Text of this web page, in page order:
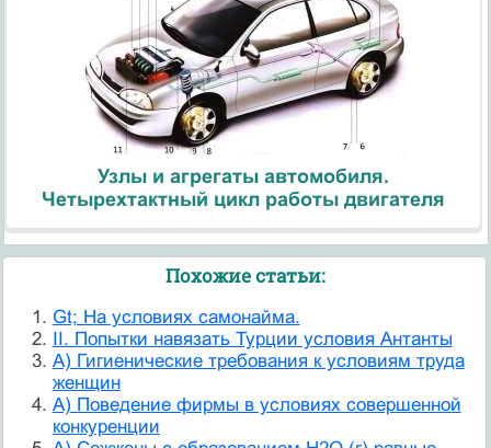
Узлы и агрегаты автомобиля.
Четырехтактный цикл работы двигателя
Похожие статьи:
Gt; На условиях самонайма.
II. Попытки навязать Турции условия Антанты
А) Гигиенические требования к условиям труда
женщин
А) Поведение фирмы в условиях совершенной
конкуренции